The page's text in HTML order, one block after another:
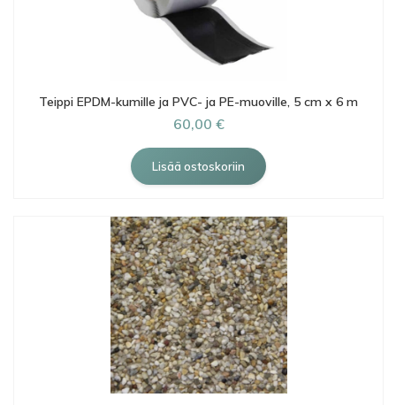
Teippi EPDM-kumille ja PVC- ja PE-muoville, 5 cm x 6 m
60,00 €